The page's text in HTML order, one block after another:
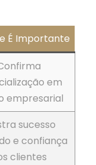
É Importante
em
empresarial
sucesso
e confiança
clientes